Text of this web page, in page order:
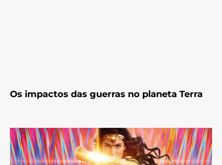
Os impactos das guerras no planeta Terra